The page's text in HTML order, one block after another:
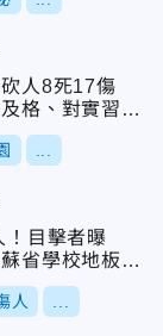
砍人8死17傷
格、對實習報
！目擊者曝
省學校地板噴
人